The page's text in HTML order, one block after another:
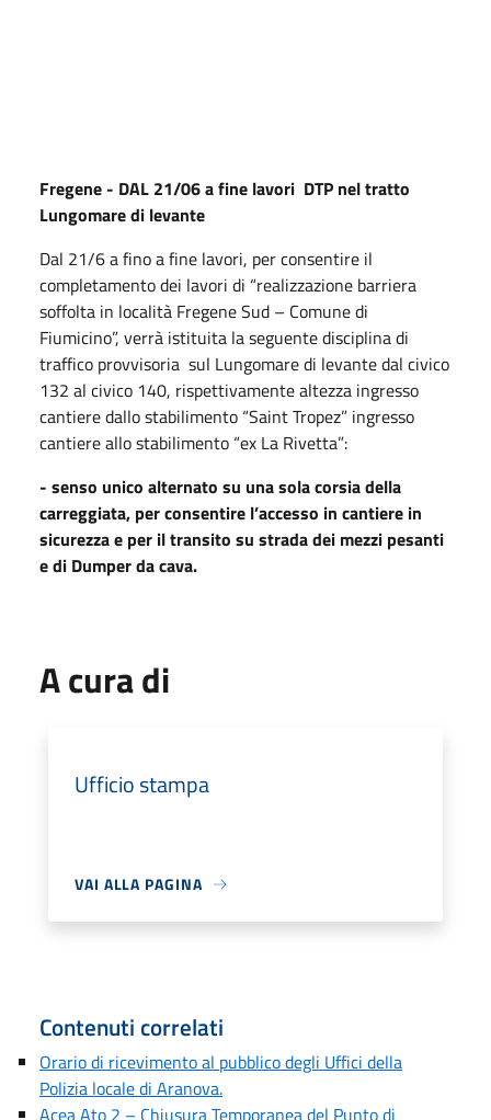
Fregene - DAL 21/06 a fine lavori DTP nel tratto
Lungomare di levante
Dal 21/6 a fino a fine lavori, per consentire il
completamento dei lavori di “realizzazione barriera
soffolta in località Fregene Sud – Comune di
Fiumicino”, verrà istituita la seguente disciplina di
traffico provvisoria sul Lungomare di levante dal civico
132 al civico 140, rispettivamente altezza ingresso
cantiere dallo stabilimento “Saint Tropez” ingresso
cantiere allo stabilimento “ex La Rivetta”:
- senso unico alternato su una sola corsia della
carreggiata, per consentire l’accesso in cantiere in
sicurezza e per il transito su strada dei mezzi pesanti
e di Dumper da cava.
A cura di
Ufficio stampa
VAI ALLA PAGINA
Contenuti correlati
Orario di ricevimento al pubblico degli Uffici della
Polizia locale di Aranova.
Acea Ato 2 – Chiusura Temporanea del Punto di